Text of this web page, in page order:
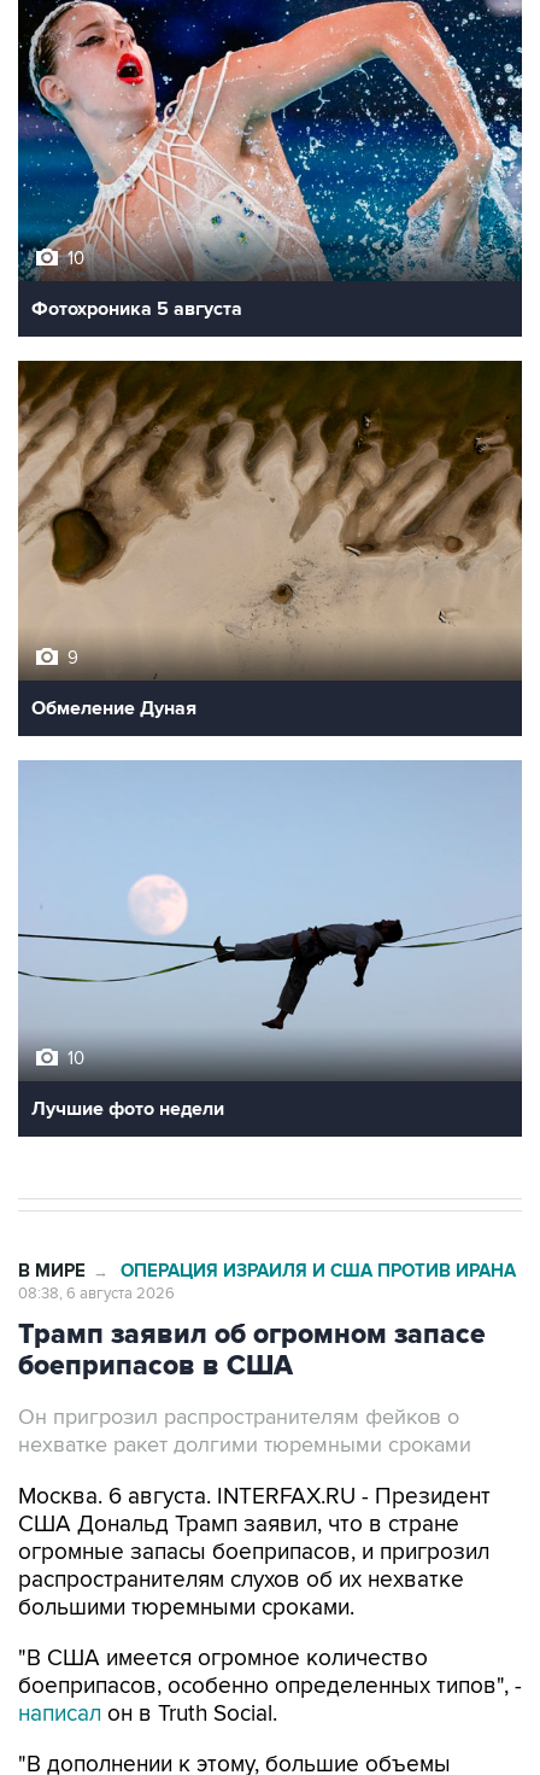
10
Фотохроника 5 августа
Обмеление Дуная
Лучшие фото недели
Трамп заявил об огромном запасе
боеприпасов в США
Он пригрозил распространителям фейков о
Москва. 6 августа. INTERFAX.RU - Президент
огромные запасы боеприпасов, и пригрозил
распространителям слухов об их нехватке
большими тюремными сроками.
"В США имеется огромное количество
написал он в Truth Social.
"В дополнении к этому, большие объемы